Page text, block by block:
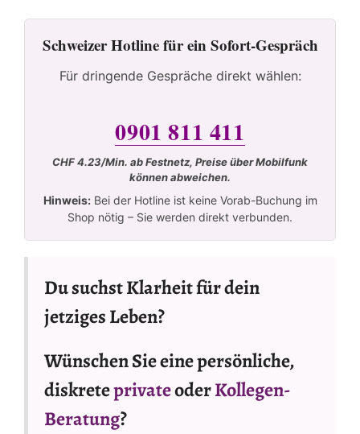
Schweizer Hotline für ein Sofort-Gespräch
Für dringende Gespräche direkt wählen:
0901 811 411
CHF 4.23/Min. ab Festnetz, Preise über Mobilfunk
können abweichen.
Hinweis:Bei der Hotline ist keine Vorab-Buchung im
Shop nötig – Sie werden direkt verbunden.
Du suchst Klarheit für dein
jetziges Leben?
Wünschen Sie eine persönliche,
diskreteprivateoderKollegen-
Beratung?